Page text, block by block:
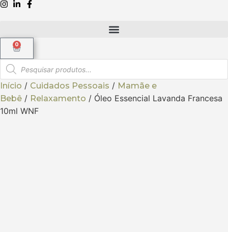
0
Início / Cuidados Pessoais / Mamãe e
Bebê / Relaxamento / Óleo Essencial Lavanda Francesa
10ml WNF